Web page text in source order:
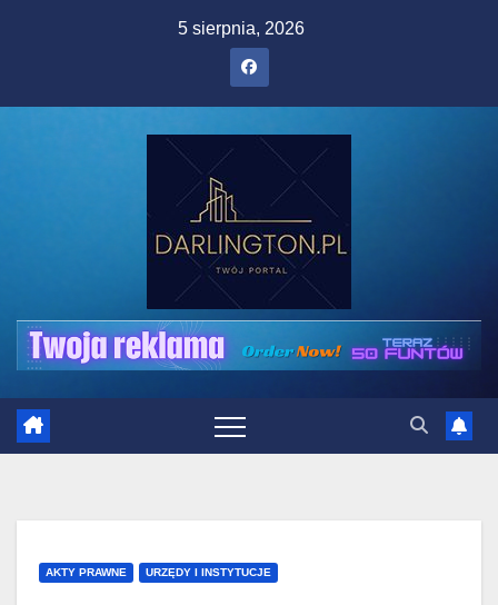
5 sierpnia, 2026
AKTY PRAWNE URZĘDY I INSTYTUCJE